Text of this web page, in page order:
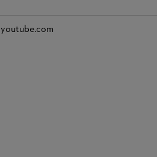
youtube.com